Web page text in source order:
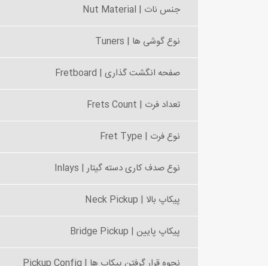
جنس نات | Nut Material
نوع گوشی ها | Tuners
صفحه انگشت گذاری | Fretboard
تعداد فرت | Frets Count
نوع فرت | Fret Type
نوع صدف کاری دسته گیتار | Inlays
پیکاپ بالا | Neck Pickup
پیکاپ پایین | Bridge Pickup